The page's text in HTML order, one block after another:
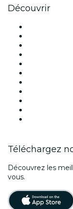
Découvrir
Téléchargez
Découvrez les
vous.